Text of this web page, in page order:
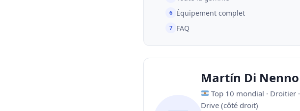
Équipement complet
FAQ
Martín Di Nenno
Top 10 mondial · Droitier ·
Drive (côté droit)